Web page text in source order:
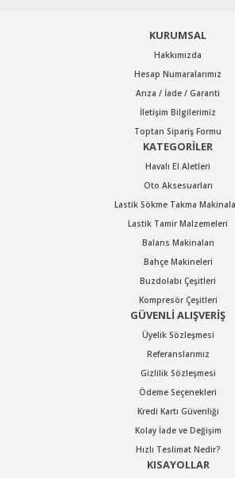
GAV
GAV OS-1240 HAVALI SOMUN SÖKME-TAKMA
Stok Kodu : OS1240
4.082,40 TL Kdv Dahil
KURUMSAL
Hakkımızda
Hesap Numaralarımız
Arıza / İade / Garanti
İletişim Bilgilerimiz
Toptan Sipariş Formu
KATEGORİLER
Havalı El Aletleri
Oto Aksesuarları
Lastik Sökme Takma
Lastik Tamir Malzemeleri
Balans Makinaları
Bahçe Makineleri
Buzdolabı Çeşitleri
Kompresör Çeşitleri
GÜVENLİ ALIŞVERİŞ
Üyelik Sözleşmesi
Referanslarımız
Gizlilik Sözleşmesi
Ödeme Seçenekleri
Kredi Kartı Güvenliği
Kolay İade ve Değişim
Hızlı Teslimat Nedir?
KISAYOLLAR